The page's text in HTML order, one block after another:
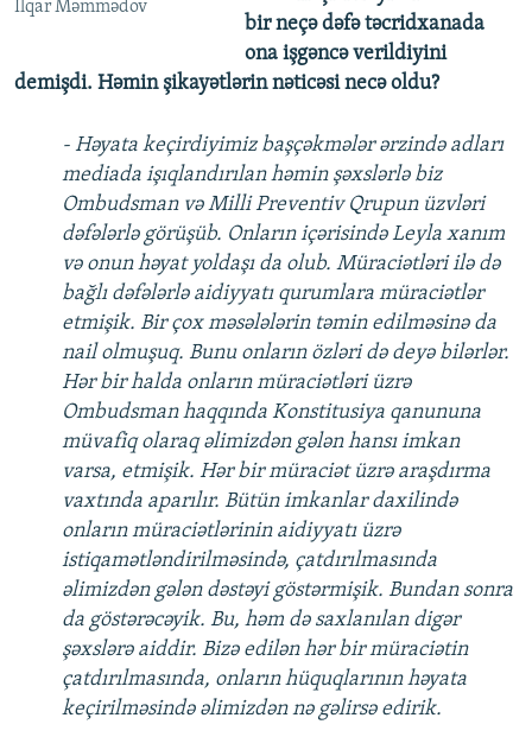
İlqar Məmmədov
bir neçə dəfə təcridxanada
ona işgəncə verildiyini
demişdi. Həmin şikayətlərin nəticəsi necə oldu?
- Həyata keçirdiyimiz başçəkmələr ərzində adları
mediada işıqlandırılan həmin şəxslərlə biz
Ombudsman və Milli Preventiv Qrupun üzvləri
dəfələrlə görüşüb. Onların içərisində Leyla xanım
və onun həyat yoldaşı da olub. Müraciətləri ilə də
bağlı dəfələrlə aidiyyatı qurumlara müraciətlər
etmişik. Bir çox məsələlərin təmin edilməsinə da
nail olmuşuq. Bunu onların özləri də deyə bilərlər.
Hər bir halda onların müraciətləri üzrə
Ombudsman haqqında Konstitusiya qanununa
müvafiq olaraq əlimizdən gələn hansı imkan
varsa, etmişik. Hər bir müraciət üzrə araşdırma
vaxtında aparılır. Bütün imkanlar daxilində
onların müraciətlərinin aidiyyatı üzrə
istiqamətləndirilməsində, çatdırılmasında
əlimizdən gələn dəstəyi göstərmişik. Bundan sonra
da göstərəcəyik. Bu, həm də saxlanılan digər
şəxslərə aiddir. Bizə edilən hər bir müraciətin
çatdırılmasında, onların hüquqlarının həyata
keçirilməsində əlimizdən nə gəlirsə edirik.